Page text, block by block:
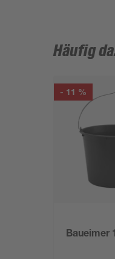
Häufig
- 11 %
Baueimer